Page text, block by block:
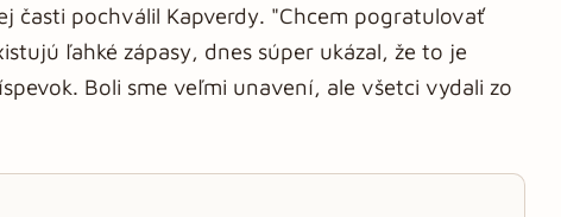
časti pochválil Kapverdy. "Chcem pogratulovať
ľahké zápasy, dnes súper ukázal, že to je
Boli sme veľmi unavení, ale všetci vydali zo